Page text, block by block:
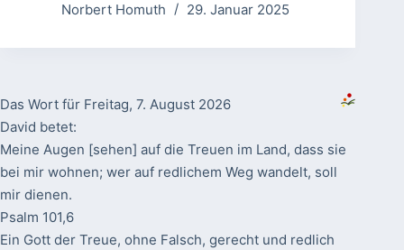
Norbert Homuth
29. Januar 2025
Das Wort für Freitag, 7. August 2026
David betet:
Meine Augen [sehen] auf die Treuen im Land, dass sie
bei mir wohnen; wer auf redlichem Weg wandelt, soll
mir dienen.
Psalm 101,6
Ein Gott der Treue, ohne Falsch, gerecht und redlich